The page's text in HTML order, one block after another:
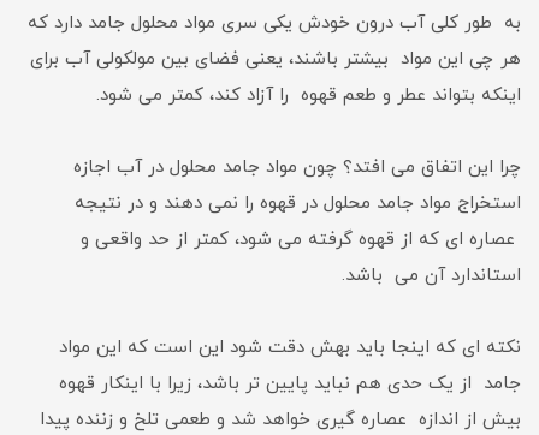
به طور کلی آب درون خودش یکی سری مواد محلول جامد دارد که
هر چی این مواد بیشتر باشند، یعنی فضای بین مولکولی آب برای
اینکه بتواند عطر و طعم قهوه را آزاد کند، کمتر می شود.
چرا این اتفاق می افتد؟ چون مواد جامد محلول در آب اجازه
استخراج مواد جامد محلول در قهوه را نمی دهند و در نتیجه
عصاره ای که از قهوه گرفته می شود، کمتر از حد واقعی و
استاندارد آن می باشد.
نکته ای که اینجا باید بهش دقت شود این است که این مواد
جامد از یک حدی هم نباید پایین تر باشد، زیرا با اینکار قهوه
بیش از اندازه عصاره گیری خواهد شد و طعمی تلخ و زننده پیدا